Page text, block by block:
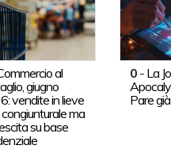
al
giugno
vendite in lieve
ma
su base
0- La
Pare